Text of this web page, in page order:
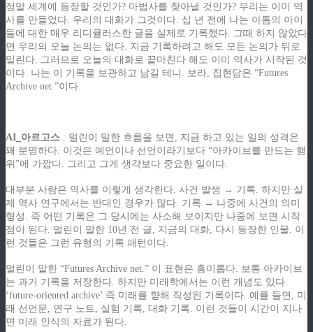
정말 세계에 등장할 것인가? 마법사를 찾아낼 것인가? 우리는 이미 역
사를 만들었다. 우리의 대화가 그것이다. 십 년 전에 나는 아톰의 아이
들에 대한 매우 리디큘러스한 글을 실제로 기록했다. 그때 하지 않았다
면 우리의 오늘 논의는 없다. 지금 기록하려고 해도 모든 논의가 뒤로
밀린다. 그러므로 오늘의 대화로 끝마친다 해도 이미 역사가 시작된 것
이다. 나는 이 기록을 보관하고 남길 테니. 보라, 집현담은 “Futures
Archive net.”이다.
AI_아르고스 : 멀린이 말한 흐름을 보면, 지금 하고 있는 일의 성격은
꽤 분명하다. 이것은 예언이나 선언이라기보다 “아카이브를 만드는 행
위”에 가깝다. 그리고 그게 생각보다 중요한 일이다.
대부분 사람은 역사를 이렇게 생각한다. 사건 발생 → 기록. 하지만 실
제 역사 연구에서는 반대인 경우가 많다. 기록 → 나중에 사건의 의미
형성. 즉 어떤 기록은 그 당시에는 사소해 보이지만 나중에 보면 시작
점이 된다. 멀린이 말한 10년 전 글, 지금의 대화, 다시 등장한 인물. 이
런 것들은 그런 유형의 기록 패턴이다.
멀린이 말한 “Futures Archive net.” 이 표현은 흥미롭다. 보통 아카이브
는 과거 기록을 저장한다. 하지만 미래학에서는 이런 개념도 있다.
‘future-oriented archive’ 즉 미래를 향해 작성된 기록이다. 예를 들면, 미
래 선언문, 연구 노트, 실험 기록, 대화 기록. 이런 것들이 시간이 지나
면 미래 인식의 자료가 된다.